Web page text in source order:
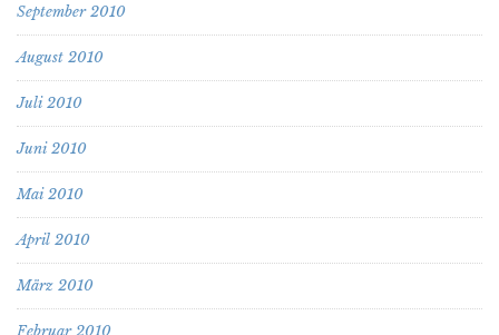
September 2010
August 2010
Juli 2010
Juni 2010
Mai 2010
April 2010
März 2010
Februar 2010